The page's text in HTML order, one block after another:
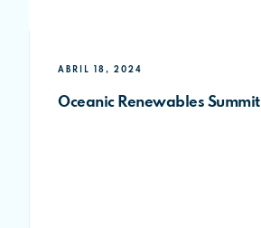
ABRIL 18, 2024
Oceanic Renewables Summit